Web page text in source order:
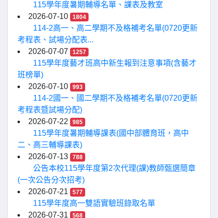
115學年度暑期輔導名單、課表及教室
2026-07-10
1804
114-2高一、高二學期不及格補考名單(0720更新
考程表、試場分配表...
2026-07-07
1257
115學年度藝才班高中新生報到注意事項(含藝才
班榜單)
2026-07-10
993
114-2國一、國二學期不及格補考名單(0720更新
考程表暨試場分配)
2026-07-22
985
115學年度暑期輔導課表(國中部體育班，高中
二、高三輔導課表)
2026-07-13
788
公告本校115學年度第2次代理(課)教師甄選簡章
(一次公告分次招考)
2026-07-21
577
115學年度高一雙語實驗班錄取名單
2026-07-31
568